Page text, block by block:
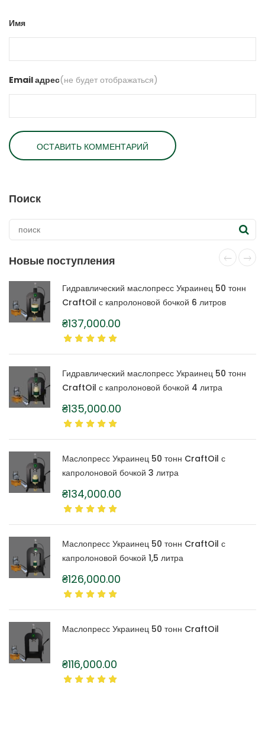
Имя
Email адрес(не будет отображаться)
Поиск
Новые поступления
Гидравлический маслопресс Украинец 50 тонн
CraftOil с капролоновой бочкой 6 литров
₴137,000.00
Гидравлический маслопресс Украинец 50 тонн
CraftOil с капролоновой бочкой 4 литра
₴135,000.00
Маслопресс Украинец 50 тонн CraftOil с
капролоновой бочкой 3 литра
₴134,000.00
Маслопресс Украинец 50 тонн CraftOil с
капролоновой бочкой 1,5 литра
₴126,000.00
Маслопресс Украинец 50 тонн CraftOil
₴116,000.00